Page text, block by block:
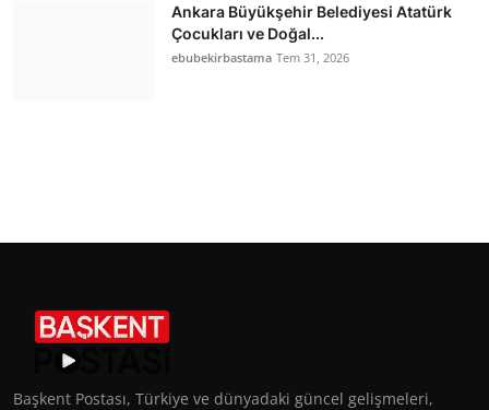
Ankara Büyükşehir Belediyesi Atatürk
Çocukları ve Doğal...
ebubekirbastama Tem 31, 2026
Başkent Postası, Türkiye ve dünyadaki güncel gelişmeleri,